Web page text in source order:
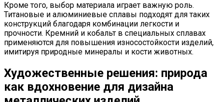
Кроме того, выбор материала играет важную роль.
Титановые и алюминиевые сплавы подходят для таких
конструкций благодаря комбинации легкости и
прочности. Кремний и кобальт в специальных сплавах
применяются для повышения износостойкости изделий,
имитируя природные минералы и кости животных.
Художественные решения: природа
как вдохновение для дизайна